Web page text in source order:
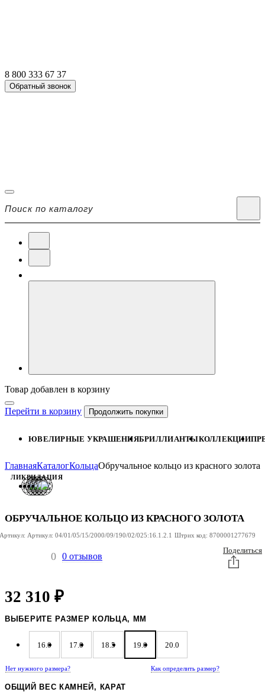
8 800 333 67 37
Обратный звонок
Товар добавлен в корзину
Перейти в корзину Продолжить покупки
ЮВЕЛИРНЫЕ УКРАШЕНИЯБРИЛЛИАНТЫКОЛЛЕКЦИИ
ГлавнаяКаталогКольцаОбручальное кольцо из красного золота
ЛИКВИДАЦИЯ
ОБРУЧАЛЬНОЕ КОЛЬЦО ИЗ КРАСНОГО ЗОЛОТА
Артикул: Артикул: 04/01/05/15/2000/09/190/02/025:16.1.2.1 Штрих код: 8700001277679
0 0 отзывов
Поделиться
32 310 ₽
ВЫБЕРИТЕ РАЗМЕР КОЛЬЦА, ММ
16.0 17.0 18.5 19.0 20.0
Нет нужного размера? Как определить размер?
ОБЩИЙ ВЕС КАМНЕЙ, КАРАТ